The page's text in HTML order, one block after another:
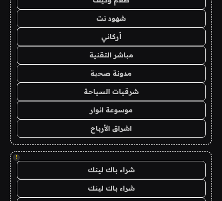
شهود نت
أركاني
مباشر التقنية
مدونة صحبة
شرقيات السياحة
موسوعة انوار
اشراق الأرباح
!
شراء باك لينك
شراء باك لينك